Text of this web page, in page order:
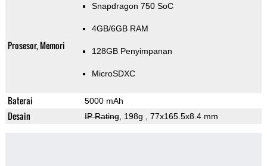
Prosesor, Memori
Snapdragon 750 SoC
4GB/6GB RAM
128GB Penyimpanan
MicroSDXC
Baterai 5000 mAh
Desain IP Rating, 198g , 77x165.5x8.4 mm